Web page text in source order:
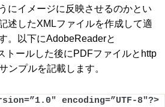
にイメージに反映させるのかとい
述したXMLファイルを作成して適
。以下にAdobeReaderと
トールした後にPDFファイルとhttp
ンプルを記載します。
encoding=”UTF-8″?>